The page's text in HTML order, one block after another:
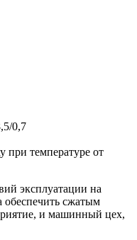
0,7
при температуре от
эксплуатации на
сжатым
и машинный цех,